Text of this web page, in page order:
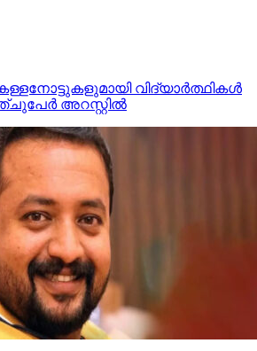
വിദ്യാര്‍ത്ഥികള്‍
അറസ്റ്റില്‍